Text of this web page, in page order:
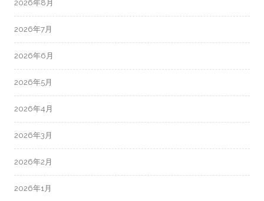
2026年8月
2026年7月
2026年6月
2026年5月
2026年4月
2026年3月
2026年2月
2026年1月